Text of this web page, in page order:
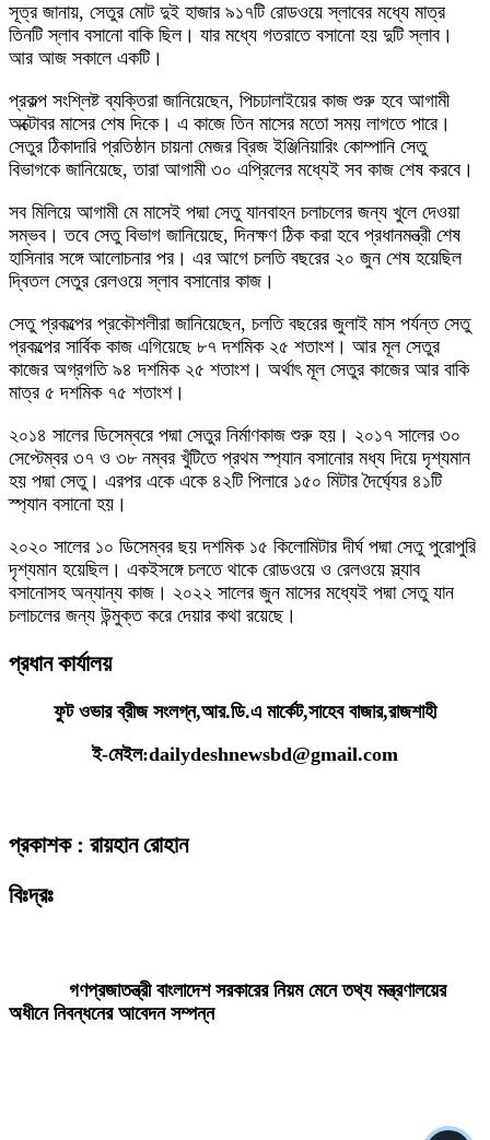
সূত্র জানায়, সেতুর মোট দুই হাজার ৯১৭টি রোডওয়ে স্লাবের মধ্যে মাত্র
তিনটি স্লাব বসানো বাকি ছিল। যার মধ্যে গতরাতে বসানো হয় দুটি স্লাব।
আর আজ সকালে একটি।
প্রকল্প সংশ্লিষ্ট ব্যক্তিরা জানিয়েছেন, পিচঢালাইয়ের কাজ শুরু হবে আগামী
অক্টোবর মাসের শেষ দিকে। এ কাজে তিন মাসের মতো সময় লাগতে পারে।
সেতুর ঠিকাদারি প্রতিষ্ঠান চায়না মেজর ব্রিজ ইঞ্জিনিয়ারিং কোম্পানি সেতু
বিভাগকে জানিয়েছে, তারা আগামী ৩০ এপ্রিলের মধ্যেই সব কাজ শেষ করবে।
সব মিলিয়ে আগামী মে মাসেই পদ্মা সেতু যানবাহন চলাচলের জন্য খুলে দেওয়া
সম্ভব। তবে সেতু বিভাগ জানিয়েছে, দিনক্ষণ ঠিক করা হবে প্রধানমন্ত্রী শেষ
হাসিনার সঙ্গে আলোচনার পর। এর আগে চলতি বছরের ২০ জুন শেষ হয়েছিল
দ্বিতল সেতুর রেলওয়ে স্লাব বসানোর কাজ।
সেতু প্রকল্পের প্রকৌশলীরা জানিয়েছেন, চলতি বছরের জুলাই মাস পর্যন্ত সেতু
প্রকল্পের সার্বিক কাজ এগিয়েছে ৮৭ দশমিক ২৫ শতাংশ। আর মূল সেতুর
কাজের অগ্রগতি ৯৪ দশমিক ২৫ শতাংশ। অর্থাৎ মূল সেতুর কাজের আর বাকি
মাত্র ৫ দশমিক ৭৫ শতাংশ।
২০১৪ সালের ডিসেম্বরে পদ্মা সেতুর নির্মাণকাজ শুরু হয়। ২০১৭ সালের ৩০
সেপ্টেম্বর ৩৭ ও ৩৮ নম্বর খুঁটিতে প্রথম স্প্যান বসানোর মধ্য দিয়ে দৃশ্যমান
হয় পদ্মা সেতু। এরপর একে একে ৪২টি পিলারে ১৫০ মিটার দৈর্ঘ্যের ৪১টি
স্প্যান বসানো হয়।
২০২০ সালের ১০ ডিসেম্বর ছয় দশমিক ১৫ কিলোমিটার দীর্ঘ পদ্মা সেতু পুরোপুরি
দৃশ্যমান হয়েছিল। একইসঙ্গে চলতে থাকে রোডওয়ে ও রেলওয়ে স্ল্যাব
বসানোসহ অন্যান্য কাজ। ২০২২ সালের জুন মাসের মধ্যেই পদ্মা সেতু যান
চলাচলের জন্য উন্মুক্ত করে দেয়ার কথা রয়েছে।
প্রধান কার্যালয়
ফুট ওভার ব্রীজ সংলগ্ন,আর.ডি.এ মার্কেট,সাহেব বাজার,রাজশাহী
ই-মেইল:dailydeshnewsbd@gmail.com
প্রকাশক : রায়হান রোহান
বিঃদ্রঃ
গণপ্রজাতন্ত্রী বাংলাদেশ সরকারের নিয়ম মেনে তথ্য মন্ত্রণালয়ের
অধীনে নিবন্ধনের আবেদন সম্পন্ন